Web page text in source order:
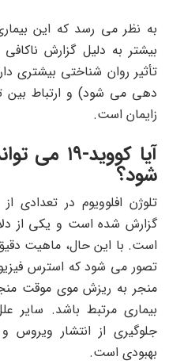
به نظر می‌ رسد که این
بیشتر به دلیل گزارش
تأثیر روان‌ شناختی بیشتری
‌دهی می ‌شود) و ارتباط بین
زایمان است.
آیا
شود؟
تلوژن افلوویوم در تعدادی
گزارش شده است و یکی از
است. با این حال، ماهیت
تصور می‌ شود که استرس
منجر به ریزش موی موقت
بیماری مرتبط باشد. سایر
جلوگیری از انتشار ویروس
بهبودی است.